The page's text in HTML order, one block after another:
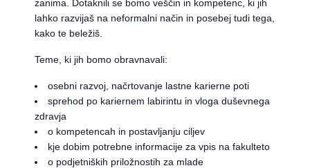
zanima. Dotaknili se bomo veščin in kompetenc, ki jih
lahko razvijaš na neformalni način in posebej tudi tega,
kako te beležiš.
Teme, ki jih bomo obravnavali:
osebni razvoj, načrtovanje lastne karierne poti
sprehod po kariernem labirintu in vloga duševnega
zdravja
o kompetencah in postavljanju ciljev
kje dobim potrebne informacije za vpis na fakulteto
o podjetniških priložnostih za mlade